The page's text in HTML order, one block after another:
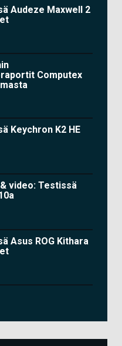
Audeze Maxwell 2
Computex
Keychron K2 HE
video: Testissä
Asus ROG Kithara